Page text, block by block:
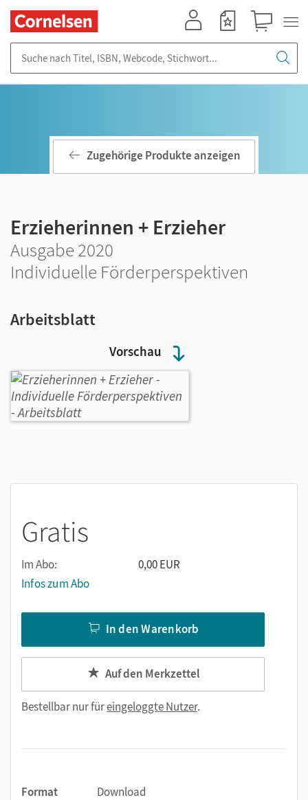
Vorschau
Zugehörige Produkte anzeigen
Erzieherinnen + Erzieher
Ausgabe 2020
Individuelle Förderperspektiven
Arbeitsblatt
Gratis
Im Abo:
0,00 EUR
Infos zum Abo
In den Warenkorb
Auf den Merkzettel
Bestellbar nur füreingeloggte Nutzer.
Format
Download